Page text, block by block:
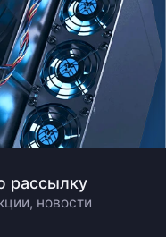
рассылку
новости